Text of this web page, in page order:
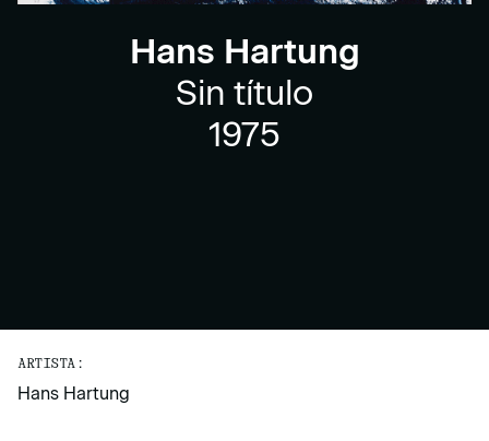
Hans Hartung
Sin título
1975
ARTISTA:
Hans Hartung